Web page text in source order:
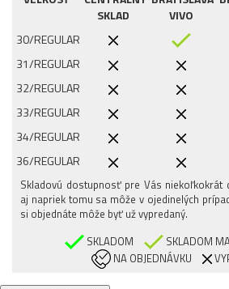
SKLAD
VIVO
30/REGULAR
31/REGULAR
32/REGULAR
33/REGULAR
34/REGULAR
36/REGULAR
38/REGULAR
Skladovú dostupnosť pre Vás niekoľkokrát
aj napriek tomu sa môže v ojedinelých
si objednáte môže byť už vypredaný.
SKLADOM
SKLADOM
NA OBJEDNÁVKU